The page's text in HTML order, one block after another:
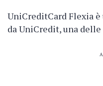
UniCreditCard Flexia
da UniCredit, una delle